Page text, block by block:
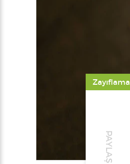
PAYLAŞ
Zayıflama